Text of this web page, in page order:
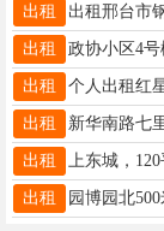
出租
出租
出租
出租
出租
出租